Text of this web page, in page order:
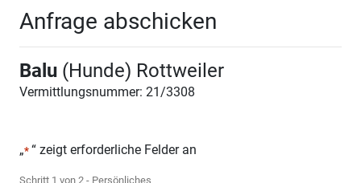
Anfrage abschicken
Balu (Hunde) Rottweiler
Vermittlungsnummer: 21/3308
„* “ zeigt erforderliche Felder an
Schritt 1 von 2 - Persönliches